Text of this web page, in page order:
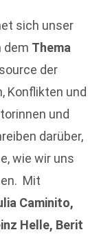
sich unser
dem Thema
der
Konflikten und
und
darüber,
wie wir uns
Mit
Caminito,
Helle, Berit